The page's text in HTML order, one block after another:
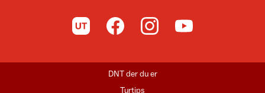
Til UT.no Til DNT på Facebook
Til DNT på Instagram
Til DNT på YouTube
DNT der du er
Turtips